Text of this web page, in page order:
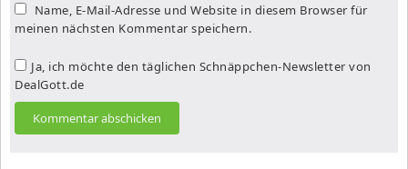
Name, E-Mail-Adresse und Website in diesem Browser für
meinen nächsten Kommentar speichern.
Ja, ich möchte den täglichen Schnäppchen-Newsletter von
DealGott.de